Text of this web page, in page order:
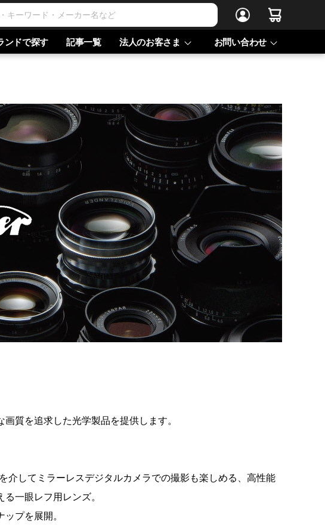
ンドで探す 記事一覧 法人のお客さま お問い合わせ
質を追求した光学製品を提供します。
介してミラーレスデジタルカメラでの撮影も楽しめる、高性能
一眼レフ用レンズ。
プを展開。